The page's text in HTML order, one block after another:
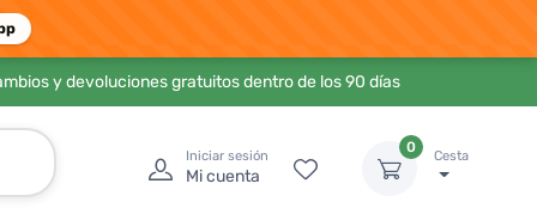
y devoluciones gratuitos dentro de los 90 días
Iniciar sesión
Mi cuenta
0
Cesta